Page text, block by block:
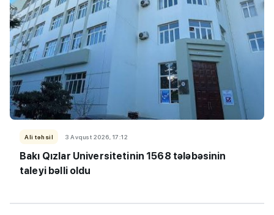
Ali təhsil 3 Avqust 2026, 17:12
Bakı Qızlar Universitetinin 1568 tələbəsinin
taleyi bəlli oldu